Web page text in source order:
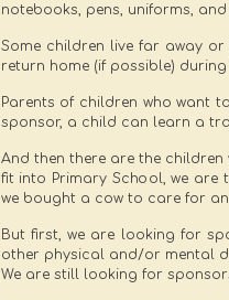
notebooks, pens, uniforms,
Some children live far away
return home (if possible)
Parents of children who want
sponsor, a child can learn a
And then there are the
fit into Primary School, we
we bought a cow to care for
But first, we are looking for
other physical and/or mental
We are still looking for